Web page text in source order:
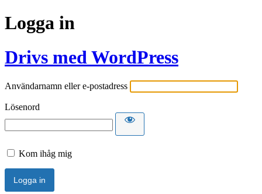
Logga in
Drivs med WordPress
Användarnamn eller e-postadress
Lösenord
Kom ihåg mig